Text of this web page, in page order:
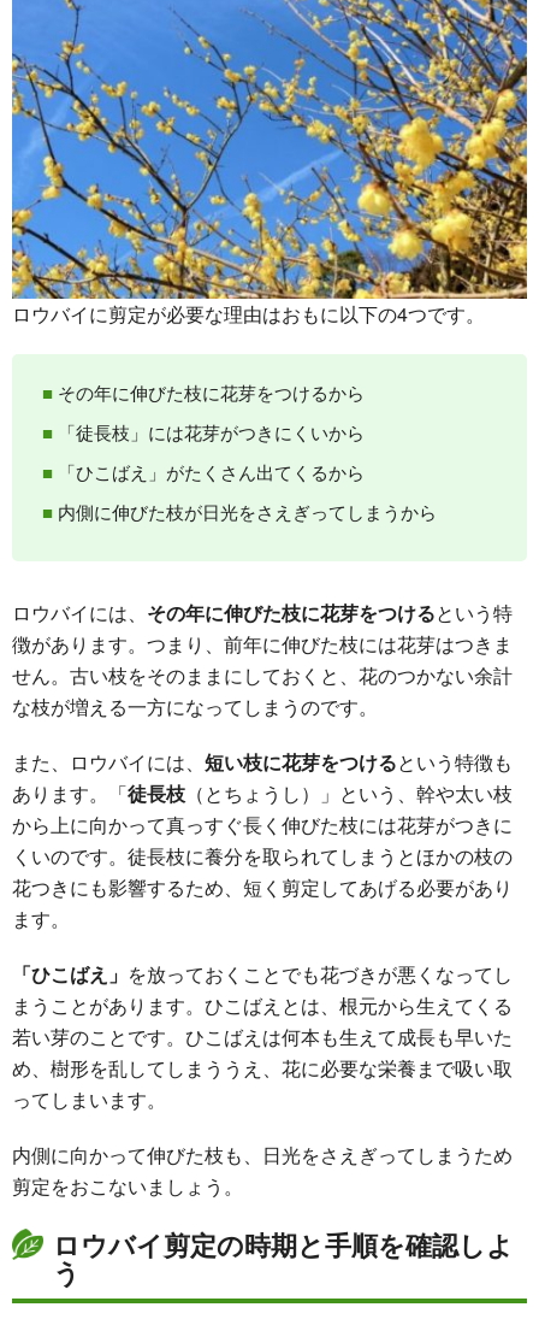
ロウバイに剪定が必要な理由はおもに以下の4つです。
その年に伸びた枝に花芽をつけるから
「徒長枝」には花芽がつきにくいから
「ひこばえ」がたくさん出てくるから
内側に伸びた枝が日光をさえぎってしまうから
ロウバイには、 その年に伸びた枝に花芽をつけるという特
徴があります。つまり、前年に伸びた枝には花芽はつきま
せん。古い枝をそのままにしておくと、花のつかない余計
な枝が増える一方になってしまうのです。
また、ロウバイには、 短い枝に花芽をつけるという特徴も
あります。「徒長枝 （とちょうし）」という、幹や太い枝
から上に向かって真っすぐ長く伸びた枝には花芽がつきに
くいのです。徒長枝に養分を取られてしまうとほかの枝の
花つきにも影響するため、短く剪定してあげる必要があり
ます。
「ひこばえ」 を放っておくことでも花づきが悪くなってし
まうことがあります。ひこばえとは、根元から生えてくる
若い芽のことです。ひこばえは何本も生えて成長も早いた
め、樹形を乱してしまううえ、花に必要な栄養まで吸い取
ってしまいます。
内側に向かって伸びた枝も、日光をさえぎってしまうため
剪定をおこないましょう。
ロウバイ剪定の時期と手順を確認しよ
う